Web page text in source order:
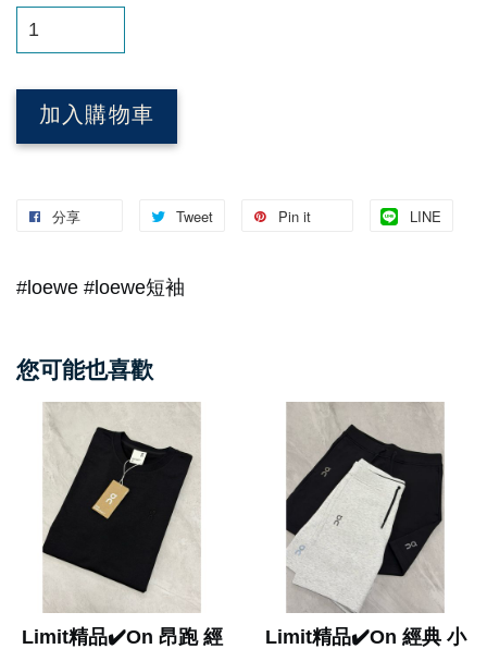
加入購物車
分享 Tweet Pin it LINE
#loewe #loewe短袖
您可能也喜歡
Limit精品✔️On 昂跑 經
Limit精品✔️On 經典 小